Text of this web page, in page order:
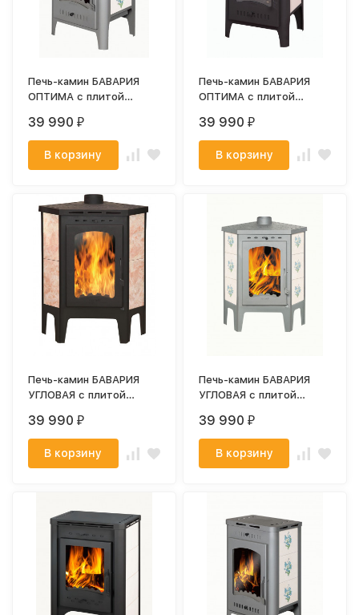
Печь-камин БАВАРИЯ
ОПТИМА с плитой
39 990₽
В корзину
Печь-камин БАВАРИЯ
ОПТИМА с плитой
39 990₽
В корзину
Печь-камин БАВАРИЯ
УГЛОВАЯ с плитой
39 990₽
В корзину
Печь-камин БАВАРИЯ
УГЛОВАЯ с плитой
39 990₽
В корзину